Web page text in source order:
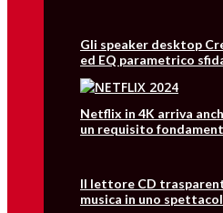
Gli speaker desktop
ed EQ parametrico
Netflix in 4K arriva
un requisito
Il lettore CD
musica in uno